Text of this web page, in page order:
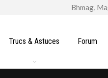
Trucs & Astuces Forum